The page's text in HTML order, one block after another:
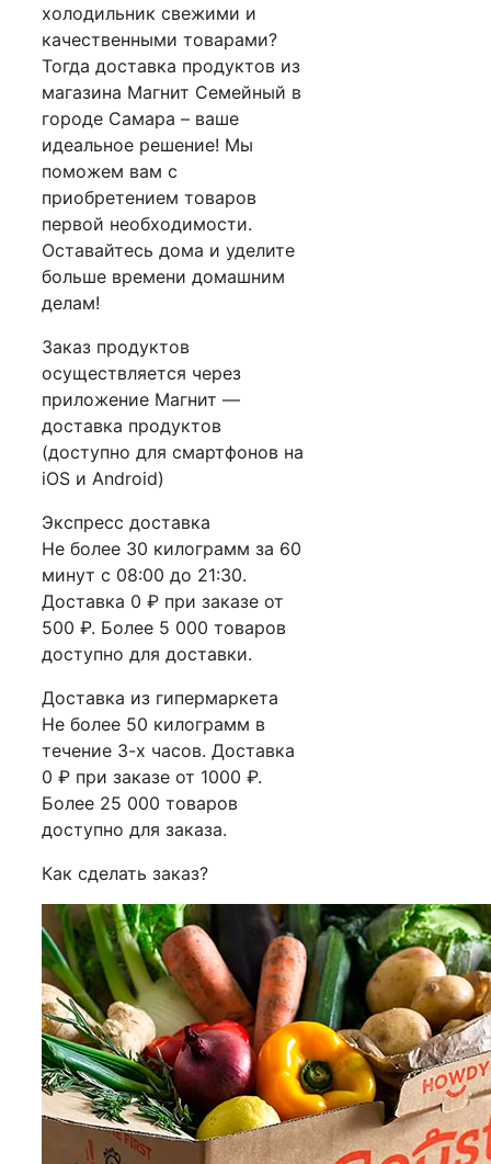
холодильник свежими и
качественными товарами?
Тогда доставка продуктов из
магазина Магнит Семейный в
городе Самара – ваше
идеальное решение! Мы
поможем вам с
приобретением товаров
первой необходимости.
Оставайтесь дома и уделите
больше времени домашним
делам!
Заказ продуктов
осуществляется через
приложение Магнит —
доставка продуктов
(доступно для смартфонов на
iOS и Android)
Экспресс доставка
Не более 30 килограмм за 60
минут с 08:00 до 21:30.
Доставка 0 ₽ при заказе от
500 ₽. Более 5 000 товаров
доступно для доставки.
Доставка из гипермаркета
Не более 50 килограмм в
течение 3-х часов. Доставка
0 ₽ при заказе от 1000 ₽.
Более 25 000 товаров
доступно для заказа.
Как сделать заказ?